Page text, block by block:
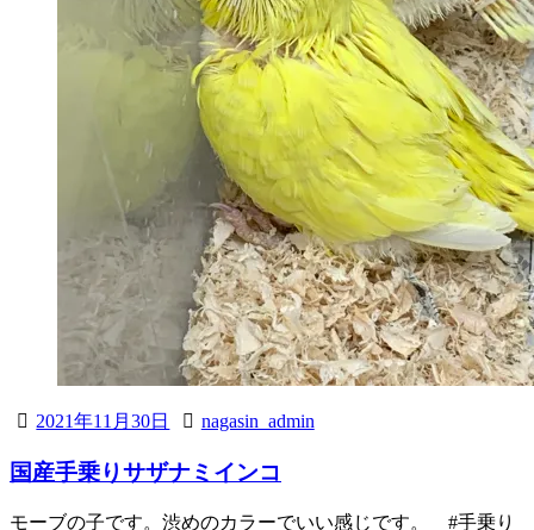
2021年11月30日 nagasin_admin
国産手乗りサザナミインコ
モーブの子です。渋めのカラーでいい感じです。 #手乗り